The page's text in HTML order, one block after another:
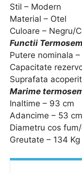
Stil – Modern
Material – Otel
Culoare – Negru/
Functii
Putere nominala
Capacitate
Suprafata
Marime
Inaltime – 93 cm
Adancime – 53 cm
Diametru cos
Greutate – 134 Kg